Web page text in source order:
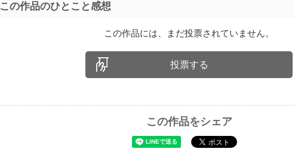
この作品のひとこと感想
この作品には、まだ投票されていません。
投票する
この作品をシェア